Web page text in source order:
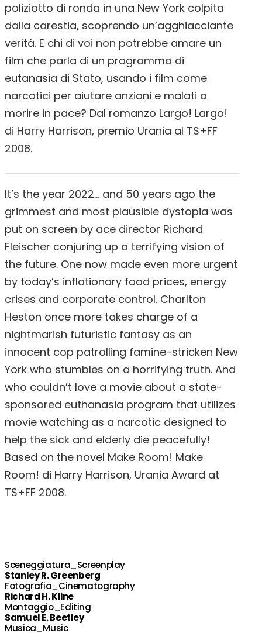
poliziotto di ronda in una New York colpita
dalla carestia, scoprendo un’agghiacciante
verità. E chi di voi non potrebbe amare un
film che parla di un programma di
eutanasia di Stato, usando i film come
narcotici per aiutare anziani e malati a
morire in pace? Dal romanzo Largo! Largo!
di Harry Harrison, premio Urania al TS+FF
2008.
It’s the year 2022… and 50 years ago the
grimmest and most plausible dystopia was
put on screen by ace director Richard
Fleischer conjuring up a terrifying vision of
the future. One now made even more urgent
by today’s inflationary food prices, energy
crises and corporate control. Charlton
Heston once more takes charge of a
nightmarish futuristic fantasy as an
innocent cop patrolling famine-stricken New
York who stumbles on a horrifying truth. And
who couldn’t love a movie about a state-
sponsored euthanasia program that utilizes
movie watching as a narcotic designed to
help the sick and elderly die peacefully!
Based on the novel Make Room! Make
Room! di Harry Harrison, Urania Award at
TS+FF 2008.
Sceneggiatura_Screenplay
Stanley R. Greenberg
Fotografia_Cinematography
Richard H. Kline
Montaggio_Editing
Samuel E. Beetley
Musica_Music